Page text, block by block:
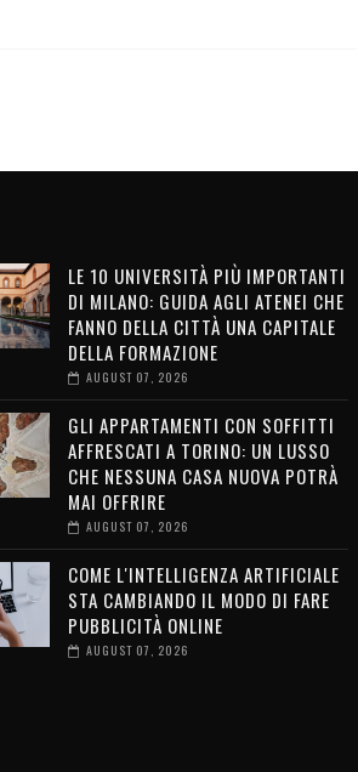
LE 10 UNIVERSITÀ PIÙ IMPORTANTI
DI MILANO: GUIDA AGLI ATENEI CHE
FANNO DELLA CITTÀ UNA CAPITALE
DELLA FORMAZIONE
AUGUST 07, 2026
GLI APPARTAMENTI CON SOFFITTI
AFFRESCATI A TORINO: UN LUSSO
CHE NESSUNA CASA NUOVA POTRÀ
MAI OFFRIRE
AUGUST 07, 2026
COME L'INTELLIGENZA ARTIFICIALE
STA CAMBIANDO IL MODO DI FARE
PUBBLICITÀ ONLINE
AUGUST 07, 2026